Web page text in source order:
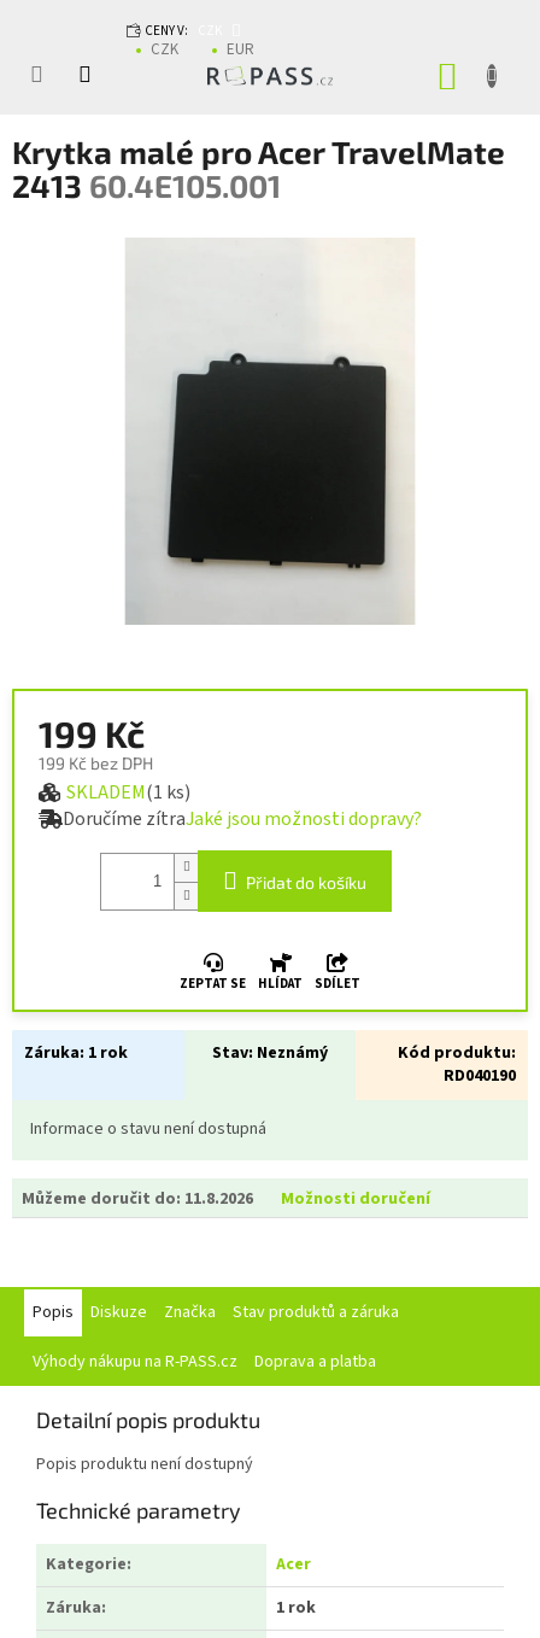
CENY V:
CZK EUR
Krytka malé pro Acer TravelMate
2413 60.4E105.001
199 Kč
199 Kč bez DPH
Měrná cena:
SKLADEM(1 ks)
Doručíme zítraJaké jsou možnosti dopravy?
Přidat do košíku
ZEPTAT SE HLÍDAT SDÍLET
Záruka: 1 rok Stav: Neznámý
Kód produktu:
RD040190
Informace o stavu není dostupná
Můžeme doručit do: 11.8.2026 Možnosti doručení
Popis Diskuze Značka Stav produktů a záruka
Výhody nákupu na R-PASS.cz Doprava a platba
Detailní popis produktu
Popis produktu není dostupný
Technické parametry
Kategorie:
Acer
Záruka:
1 rok